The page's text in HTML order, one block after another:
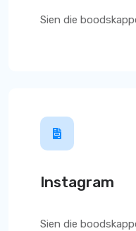
Sien die
Instagram
Sien die